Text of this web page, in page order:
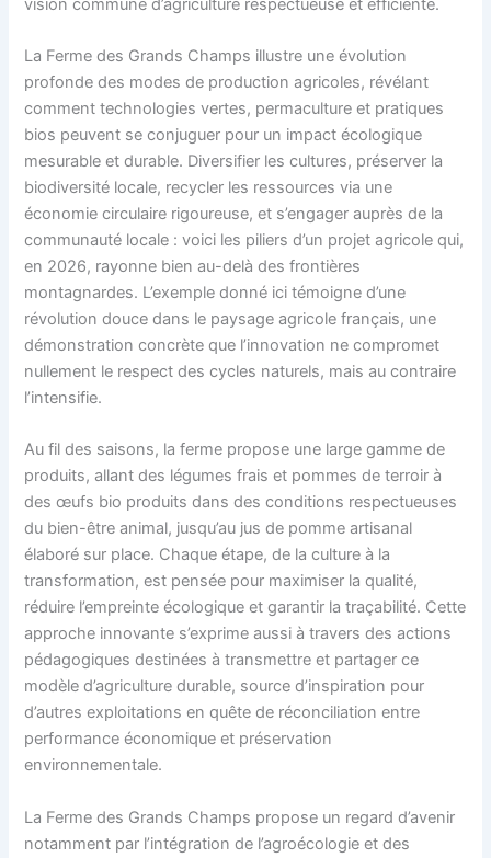
vision commune d’agriculture respectueuse et efficiente.
La Ferme des Grands Champs illustre une évolution
profonde des modes de production agricoles, révélant
comment technologies vertes, permaculture et pratiques
bios peuvent se conjuguer pour un impact écologique
mesurable et durable. Diversifier les cultures, préserver la
biodiversité locale, recycler les ressources via une
économie circulaire rigoureuse, et s’engager auprès de la
communauté locale : voici les piliers d’un projet agricole qui,
en 2026, rayonne bien au-delà des frontières
montagnardes. L’exemple donné ici témoigne d’une
révolution douce dans le paysage agricole français, une
démonstration concrète que l’innovation ne compromet
nullement le respect des cycles naturels, mais au contraire
l’intensifie.
Au fil des saisons, la ferme propose une large gamme de
produits, allant des légumes frais et pommes de terroir à
des œufs bio produits dans des conditions respectueuses
du bien-être animal, jusqu’au jus de pomme artisanal
élaboré sur place. Chaque étape, de la culture à la
transformation, est pensée pour maximiser la qualité,
réduire l’empreinte écologique et garantir la traçabilité. Cette
approche innovante s’exprime aussi à travers des actions
pédagogiques destinées à transmettre et partager ce
modèle d’agriculture durable, source d’inspiration pour
d’autres exploitations en quête de réconciliation entre
performance économique et préservation
environnementale.
La Ferme des Grands Champs propose un regard d’avenir
notamment par l’intégration de l’agroécologie et des